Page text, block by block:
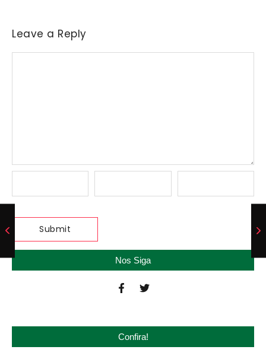
Leave a Reply
Nos Siga
Confira!